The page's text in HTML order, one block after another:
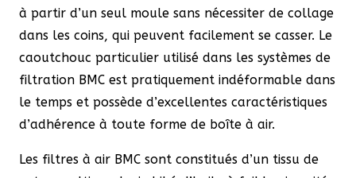
à partir d’un seul moule sans nécessiter de collage
dans les coins, qui peuvent facilement se casser. Le
caoutchouc particulier utilisé dans les systèmes de
filtration BMC est pratiquement indéformable dans
le temps et possède d’excellentes caractéristiques
d’adhérence à toute forme de boîte à air.
Les filtres à air BMC sont constitués d’un tissu de